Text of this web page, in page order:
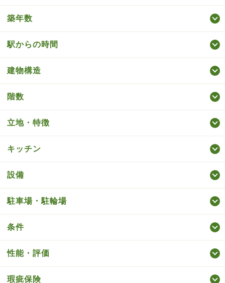
築年数
駅からの時間
建物構造
階数
立地・特徴
キッチン
設備
駐車場・駐輪場
条件
性能・評価
瑕疵保険